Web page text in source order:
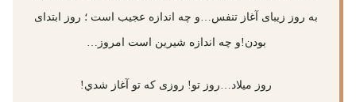
به روز زیبای آغاز تنفس…و چه اندازه عجیب است ؛ روز ابتدای
بودن!و چه اندازه شیرین است امروز…
روز میلاد…روز تو! روزی که تو آغاز شدي!